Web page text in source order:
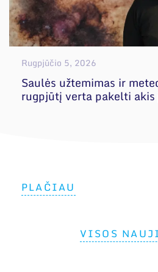
Rugpjūčio 5, 2026
Saulės užtemimas ir
rugpjūtį verta pakelti akis
PLAČIAU
VISOS